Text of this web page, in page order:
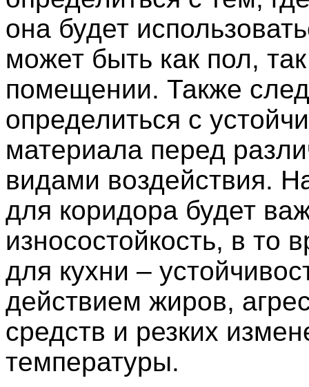
она будет
может быть как пол,
помещении. Также
определиться с
материала перед
видами воздействия.
для коридора будет
износостойкость, в то
для кухни –
действием жиров,
средств и резких
температуры.